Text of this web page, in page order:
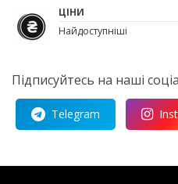
ЦІНИ
Найдоступніші
Підписуйтесь на наші
Telegram